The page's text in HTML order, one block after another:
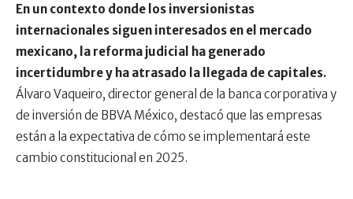
En un contexto donde los inversionistas
internacionales siguen interesados en el mercado
mexicano, la reforma judicial ha generado
incertidumbre y ha atrasado la llegada de capitales.
Álvaro Vaqueiro, director general de la banca corporativa y
de inversión de BBVA México, destacó que las empresas
están a la expectativa de cómo se implementará este
cambio constitucional en 2025.